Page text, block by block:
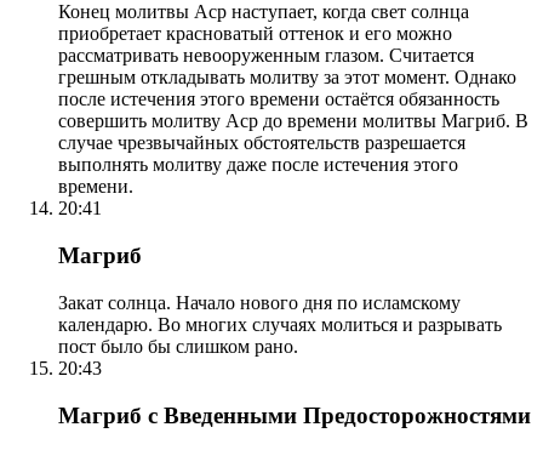
Конец молитвы Аср наступает, когда свет солнца
приобретает красноватый оттенок и его можно
рассматривать невооруженным глазом. Считается
грешным откладывать молитву за этот момент. Однако
после истечения этого времени остаётся обязанность
совершить молитву Аср до времени молитвы Магриб. В
случае чрезвычайных обстоятельств разрешается
выполнять молитву даже после истечения этого
времени.
20:41
Магриб
Закат солнца. Начало нового дня по исламскому
календарю. Во многих случаях молиться и разрывать
пост было бы слишком рано.
20:43
Магриб с Введенными Предосторожностями